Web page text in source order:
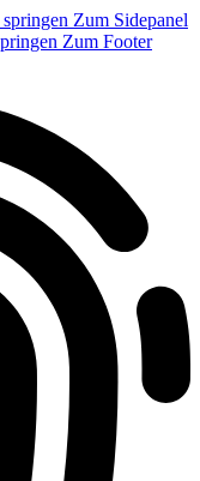
Zum Sidepanel
Zum Footer